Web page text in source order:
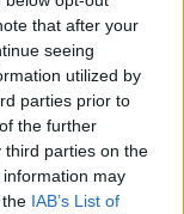
that after your
seeing
utilized by
parties prior to
the further
third parties on the
information may
IAB’s List of
la qualità